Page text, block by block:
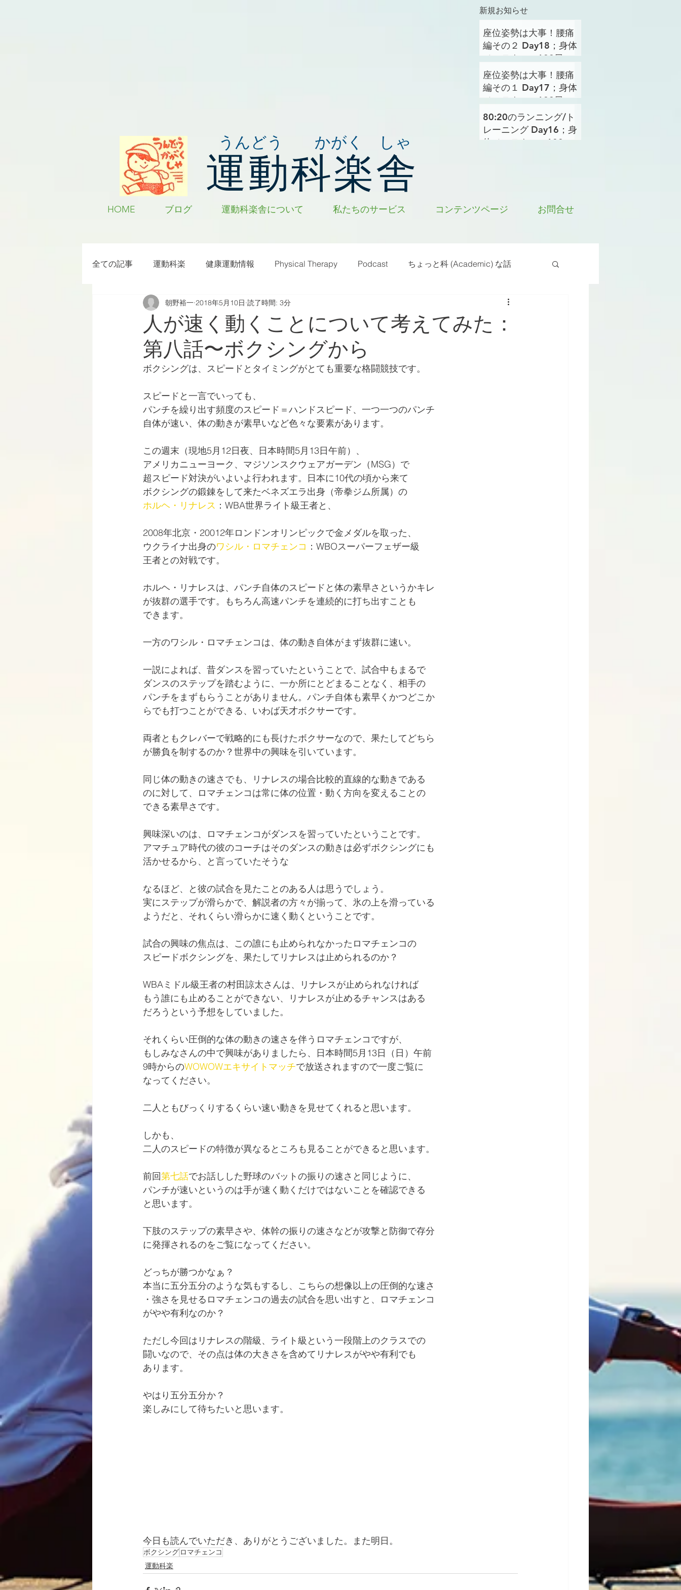
新規お知らせ
うんどう かがく しゃ
運動科楽舎
座位姿勢は大事！腰痛
編その２ Day18；身体
メンテナンス100日プ
ロジェクト
座位姿勢は大事！腰痛
編その１ Day17；身体
メンテナンス100日プ
ロジェクト
80:20のランニング/ト
レーニング Day16；身
体メンテナンス100日
HOME ブログ 運動科楽舎について 私たちのサービス コンテンツページ お問合せ
全ての記事 運動科楽 健康運動情報 Physical Therapy Podcast ちょっと科 (Academic) な話
ちょっと楽 (Entertainment) な話 雑感その他
RWC2019 ラグビー カラダフリー 身体運動 姿勢
人が速く動くことについて考えてみた：
第八話〜ボクシングから
朝野裕一 2018年5月10日 読了時間: 3分
ボクシングは、スピードとタイミングがとても重要な格闘競技です。
スピードと一言でいっても、
パンチを繰り出す頻度のスピード＝ハンドスピード、一つ一つのパンチ
自体が速い、体の動きが素早いなど色々な要素があります。
この週末（現地5月12日夜、日本時間5月13日午前）、
アメリカニューヨーク、マジソンスクウェアガーデン（MSG）で
超スピード対決がいよいよ行われます。日本に10代の頃から来て
ボクシングの鍛錬をして来たベネズエラ出身（帝拳ジム所属）の
ホルヘ・リナレス ：WBA世界ライト級王者と、
2008年北京・20012年ロンドンオリンピックで金メダルを取った、
ウクライナ出身のワシル・ロマチェンコ ：WBOスーパーフェザー級
王者との対戦です。
ホルヘ・リナレスは、パンチ自体のスピードと体の素早さというかキレ
が抜群の選手です。もちろん高速パンチを連続的に打ち出すことも
できます。
一方のワシル・ロマチェンコは、体の動き自体がまず抜群に速い。
一説によれば、昔ダンスを習っていたということで、試合中もまるで
ダンスのステップを踏むように、一か所にとどまることなく、相手の
パンチをまずもらうことがありません。パンチ自体も素早くかつどこか
らでも打つことができる、いわば天才ボクサーです。
両者ともクレバーで戦略的にも長けたボクサーなので、果たしてどちら
が勝負を制するのか？世界中の興味を引いています。
同じ体の動きの速さでも、リナレスの場合比較的直線的な動きである
のに対して、ロマチェンコは常に体の位置・動く方向を変えることの
できる素早さです。
興味深いのは、ロマチェンコがダンスを習っていたということです。
アマチュア時代の彼のコーチはそのダンスの動きは必ずボクシングにも
活かせるから、と言っていたそうな
なるほど、と彼の試合を見たことのある人は思うでしょう。
実にステップが滑らかで、解説者の方々が揃って、氷の上を滑っている
ようだと、それくらい滑らかに速く動くということです。
試合の興味の焦点は、この誰にも止められなかったロマチェンコの
スピードボクシングを、果たしてリナレスは止められるのか？
WBAミドル級王者の村田諒太さんは、リナレスが止められなければ
もう誰にも止めることができない、リナレスが止めるチャンスはある
だろうという予想をしていました。
それくらい圧倒的な体の動きの速さを伴うロマチェンコですが、
もしみなさんの中で興味がありましたら、日本時間5月13日（日）午前
9時からのWOWOWエキサイトマッチで放送されますので一度ご覧に
なってください。
二人ともびっくりするくらい速い動きを見せてくれると思います。
しかも、
二人のスピードの特徴が異なるところも見ることができると思います。
前回第七話でお話しした野球のバットの振りの速さと同じように、
パンチが速いというのは手が速く動くだけではないことを確認できる
と思います。
下肢のステップの素早さや、体幹の振りの速さなどが攻撃と防御で存分
に発揮されるのをご覧になってください。
どっちが勝つかなぁ？
本当に五分五分のような気もするし、こちらの想像以上の圧倒的な速さ
・強さを見せるロマチェンコの過去の試合を思い出すと、ロマチェンコ
がやや有利なのか？
ただし今回はリナレスの階級、ライト級という一段階上のクラスでの
闘いなので、その点は体の大きさを含めてリナレスがやや有利でも
あります。
やはり五分五分か？
楽しみにして待ちたいと思います。
今日も読んでいただき、ありがとうございました。また明日。
ボクシング ロマチェンコ
運動科楽